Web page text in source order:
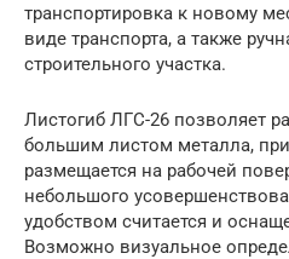
транспортировка к новому
виде транспорта, а также
строительного участка.
Листогиб ЛГС-26 позволяет
большим листом металла,
размещается на рабочей
небольшого
удобством считается и
Возможно визуальное